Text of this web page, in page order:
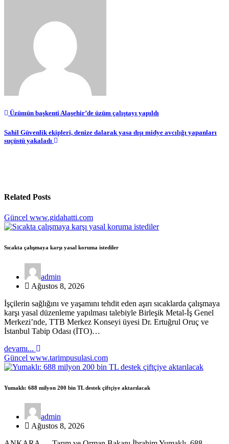
Yazı
gezinmesi
Üzümün başkenti Alaşehir’de üzüm çalıştayı yapıldı
Sahil Güvenlik ekipleri, denize dalarak yasa dışı midye avcılığı yapanları
suçüstü yakaladı
Related Posts
Güncel www.gidahatti.com
Sıcakta çalışmaya karşı yasal koruma istediler
admin
Ağustos 8, 2026
İşçilerin sağlığını ve yaşamını tehdit eden aşırı sıcaklarda çalışmaya
karşı yasal düzenleme yapılması talebiyle Birleşik Metal-İş Genel
Merkezi’nde, TTB Merkez Konseyi üyesi Dr. Ertuğrul Oruç ve
İstanbul Tabip Odası (İTO)…
devamı...
Güncel www.tarimpusulasi.com
Yumaklı: 688 milyon 200 bin TL destek çiftçiye aktarılacak
admin
Ağustos 8, 2026